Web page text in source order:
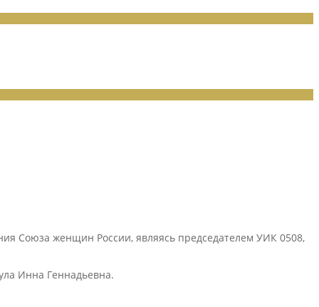
Союза женщин России, являясь председателем УИК 0508,
Инна Геннадьевна.